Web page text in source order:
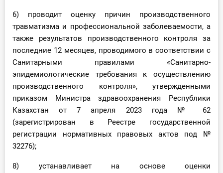
6) проводит оценку причин производственного
травматизма и профессиональной заболеваемости, а
также результатов производственного контроля за
последние 12 месяцев, проводимого в соответствии с
Санитарными правилами «Санитарно-
эпидемиологические требования к осуществлению
производственного контроля», утвержденными
приказом Министра здравоохранения Республики
Казахстан от 7 апреля 2023 года № 62
(зарегистрирован в Реестре государственной
регистрации нормативных правовых актов под №
32276);
8) устанавливает на основе оценки